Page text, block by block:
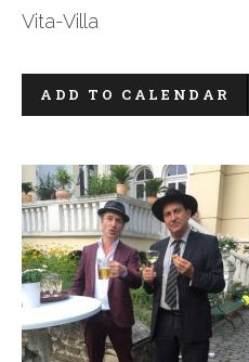
Vita-Villa
ADD TO CALENDAR